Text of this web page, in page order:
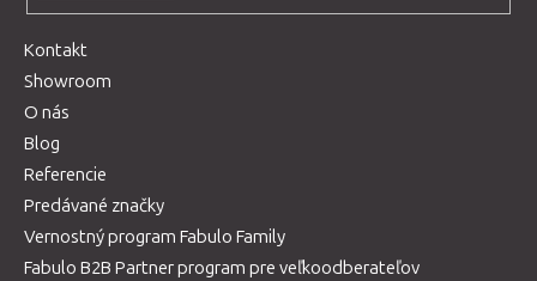
Kontakt
Showroom
O nás
Blog
Referencie
Predávané značky
Vernostný program Fabulo Family
Fabulo B2B Partner program pre veľkoodberateľov